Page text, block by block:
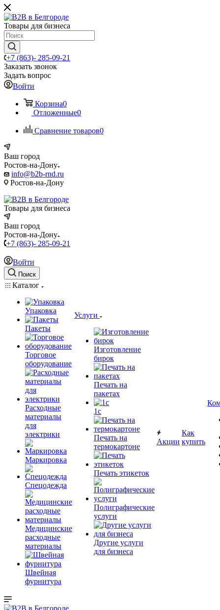
Товары для бизнеса
+7 (863)- 285-09-21
Заказать звонок
Задать вопрос
Войти
Корзина0
Отложенные0
Сравнение товаров0
Ваш город
Ростов-на-Дону
info@b2b-rnd.ru
Ростов-на-Дону
Товары для бизнеса
Ваш город
Ростов-на-Дону
+7 (863)- 285-09-21
Войти
Поиск
Каталог
Упаковка
Пакеты
Торговое
оборудование
Расходные
материалы
для
электрики
Маркировка
Спецодежда
Медицинские
расходные
материалы
Швейная
фурнитура
Услуги
Изготовление
бирок
Печать на
пакетах
1c
Печать на
термокартоне
Печать этикеток
Полиграфические
услуги
Другие услуги
для бизнеса
Акции
Как
купить